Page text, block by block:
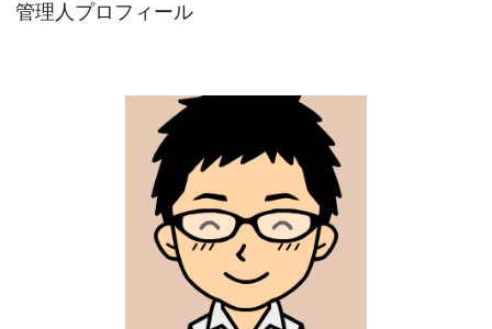
管理人プロフィール